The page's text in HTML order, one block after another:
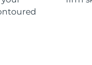
gel
預計送達日期 8/8/26